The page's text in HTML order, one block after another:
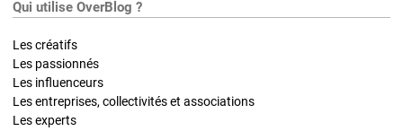
Qui utilise OverBlog ?
Les créatifs
Les passionnés
Les influenceurs
Les entreprises, collectivités et associations
Les experts